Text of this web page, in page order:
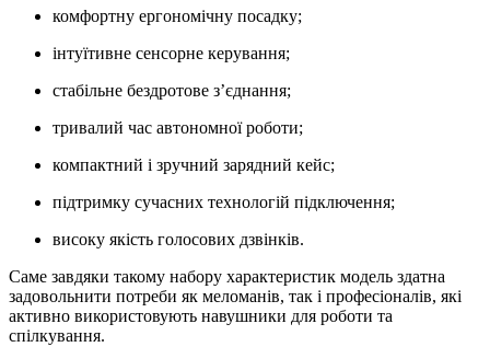
комфортну ергономічну посадку;
інтуїтивне сенсорне керування;
стабільне бездротове з’єднання;
тривалий час автономної роботи;
компактний і зручний зарядний кейс;
підтримку сучасних технологій підключення;
високу якість голосових дзвінків.
Саме завдяки такому набору характеристик модель здатна
задовольнити потреби як меломанів, так і професіоналів, які
активно використовують навушники для роботи та
спілкування.